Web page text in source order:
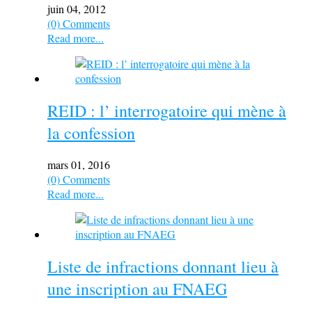
juin 04, 2012
(0) Comments
Read more...
REID : l’ interrogatoire qui mène à
la confession
mars 01, 2016
(0) Comments
Read more...
Liste de infractions donnant lieu à
une inscription au FNAEG